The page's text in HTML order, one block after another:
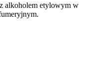
alkoholem etylowym w